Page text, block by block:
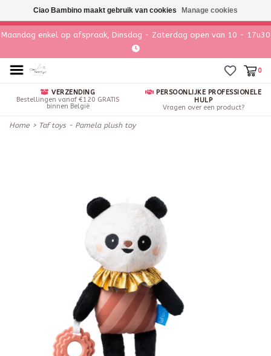
Maandag enkel op afspraak, Dinsdag - Zaterdag open van 10 - 17u30
0
VERZENDING
Bestellingen vanaf €120 GRATIS
binnen België
PERSOONLIJKE PROFESSIONELE
HULP
Vragen over een product?
Home > Taf toys - Pamela plush toy
Ciao Bambino maakt gebruik van cookies Manage cookies